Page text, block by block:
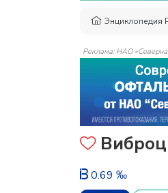
Энциклопедия
Реклама: НАО
0.69 ‰